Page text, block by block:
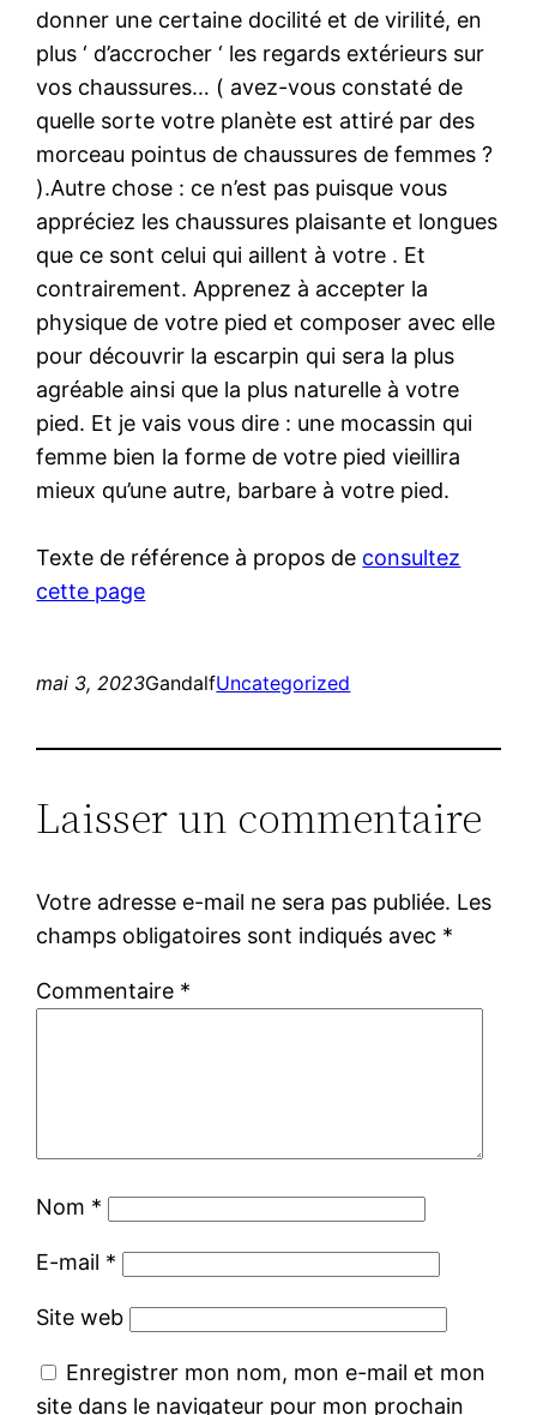
donner une certaine docilité et de virilité, en
plus ‘ d’accrocher ‘ les regards extérieurs sur
vos chaussures… ( avez-vous constaté de
quelle sorte votre planète est attiré par des
morceau pointus de chaussures de femmes ?
).Autre chose : ce n’est pas puisque vous
appréciez les chaussures plaisante et longues
que ce sont celui qui aillent à votre . Et
contrairement. Apprenez à accepter la
physique de votre pied et composer avec elle
pour découvrir la escarpin qui sera la plus
agréable ainsi que la plus naturelle à votre
pied. Et je vais vous dire : une mocassin qui
femme bien la forme de votre pied vieillira
mieux qu’une autre, barbare à votre pied.
Texte de référence à propos de consultez
cette page
mai 3, 2023GandalfUncategorized
Laisser un commentaire
Votre adresse e-mail ne sera pas publiée. Les
champs obligatoires sont indiqués avec *
Commentaire *
Nom *
E-mail *
Site web
Enregistrer mon nom, mon e-mail et mon
site dans le navigateur pour mon prochain